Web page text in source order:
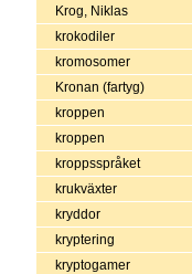
Krog, Niklas
krokodiler
kromosomer
Kronan (fartyg)
kroppen
kroppen
kroppsspråket
krukväxter
kryddor
kryptering
kryptogamer